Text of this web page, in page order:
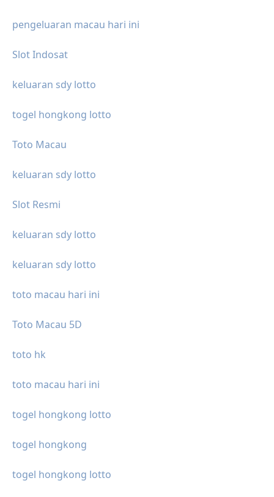
pengeluaran macau hari ini
Slot Indosat
keluaran sdy lotto
togel hongkong lotto
Toto Macau
keluaran sdy lotto
Slot Resmi
keluaran sdy lotto
keluaran sdy lotto
toto macau hari ini
Toto Macau 5D
toto hk
toto macau hari ini
togel hongkong lotto
togel hongkong
togel hongkong lotto